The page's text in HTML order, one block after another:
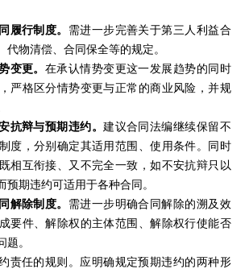
履行制度。 需进一步完善关于第三人利益合
代物清偿、合同保全等的规定。
变更。 在承认情势变更这一发展趋势的同时
严格区分情势变更与正常的商业风险，并规
抗辩与预期违约。建议合同法编继续保留不
度，分别确定其适用范围、使用条件。同时
相互衔接、又不完全一致，如不安抗辩只以
期违约可适用于各种合同。
解除制度。 需进一步明确合同解除的溯及效
要件、解除权的主体范围、解除权行使能否
。
责任的规则。应明确规定预期违约的两种形